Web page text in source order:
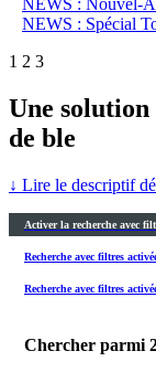
NEWS : Nouvel-
NEWS : Spécial
1 2 3
Une
de ble
↓ Lire le descriptif
Activer la recherche avec
Recherche avec filtres
Recherche avec filtres
Chercher parmi